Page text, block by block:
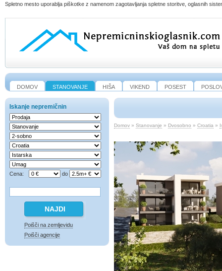
Spletno mesto uporablja piškotke z namenom zagotavljanja spletne storitve, oglasnih
DOMOV STANOVANJE HIŠA VIKEND POSEST
Iskanje nepremičnin
Cena: do
Poišči na zemljevidu
Poišči agencije
Domov » Stanovanje » Dvosobno » Croatia »